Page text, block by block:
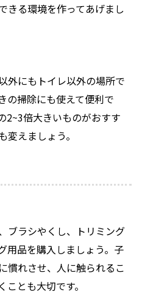
きる環境を作ってあげまし
外にもトイレ以外の場所で
の掃除にも使えて便利で
2~3倍大きいものがおすす
えましょう。
ブラシやくし、トリミング
用品を購入しましょう。子
慣れさせ、人に触られるこ
とも大切です。